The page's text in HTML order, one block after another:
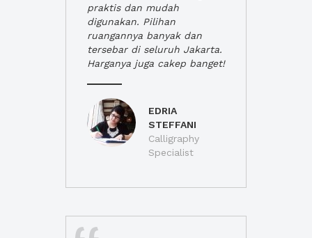
praktis dan mudah
digunakan. Pilihan
ruangannya banyak dan
tersebar di seluruh Jakarta.
Harganya juga cakep banget!
EDRIA
STEFFANI
Calligraphy
Specialist